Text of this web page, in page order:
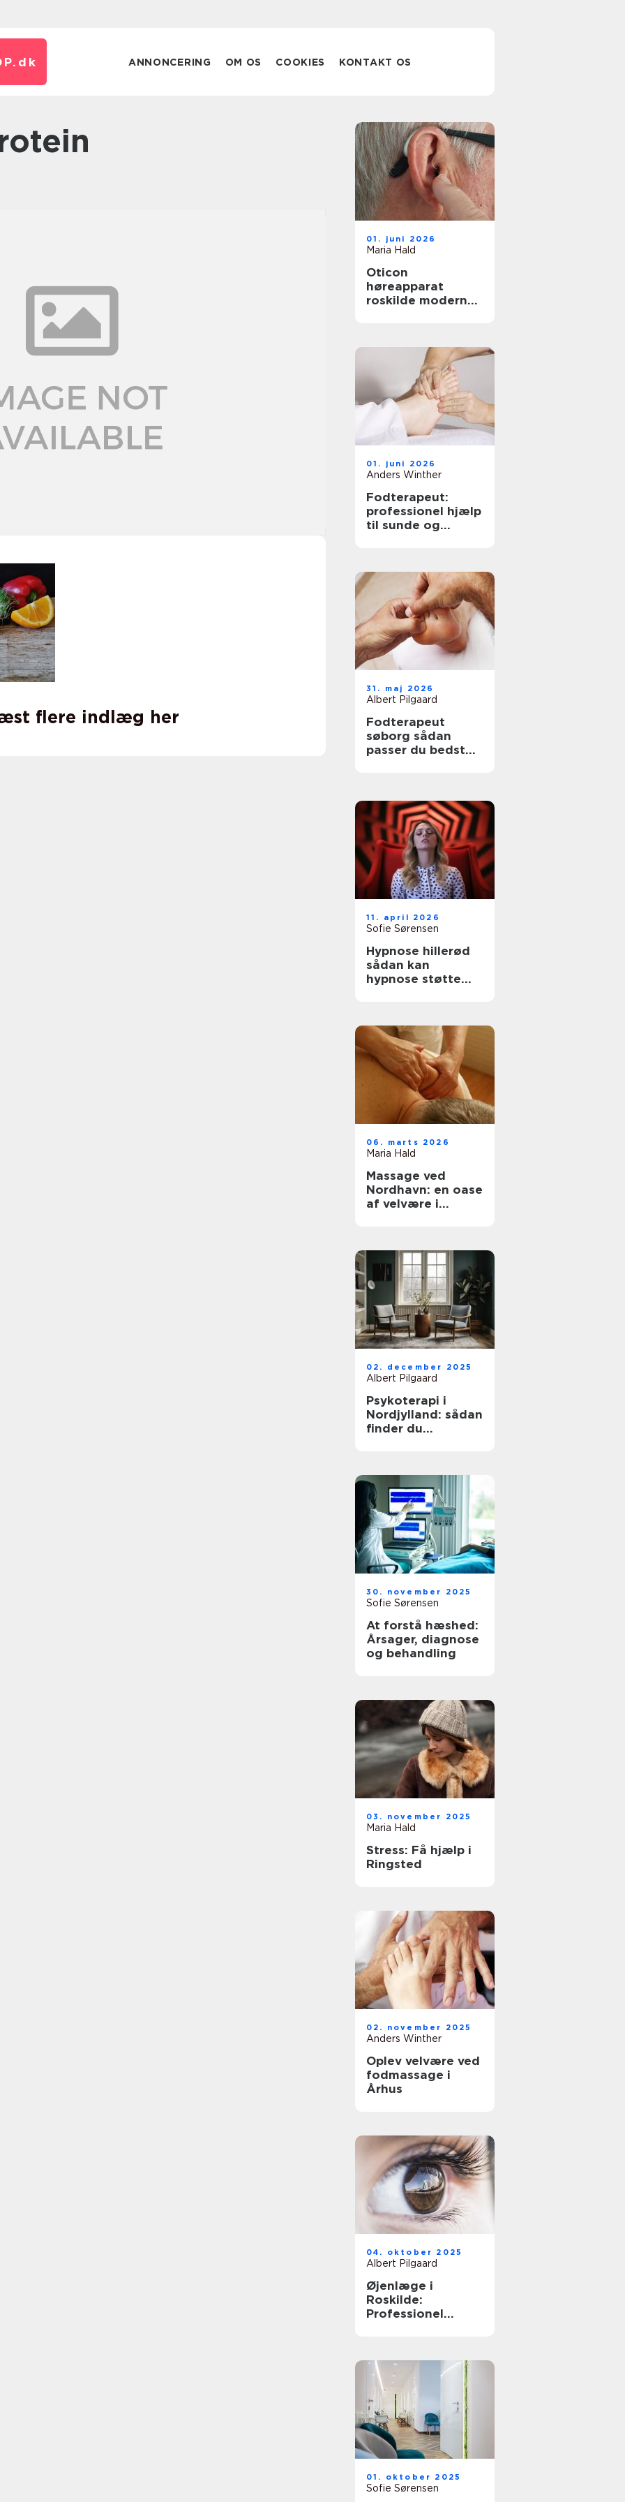
dk ANNONCERING OM OS COOKIES KONTAKT OS
flere indlæg her
01. juni 2026
Maria Hald
Oticon
høreapparat
roskilde moderne
01. juni 2026
Anders Winther
Fodterapeut:
professionel hjælp
til sunde og
31. maj 2026
Albert Pilgaard
Fodterapeut
søborg sådan
passer du bedst
11. april 2026
Sofie Sørensen
Hypnose hillerød
sådan kan
hypnose støtte
06. marts 2026
Maria Hald
Massage ved
Nordhavn: en oase
af velvære i
02. december 2025
Albert Pilgaard
Psykoterapi i
Nordjylland: sådan
finder du
30. november 2025
Sofie Sørensen
At forstå hæshed:
Årsager, diagnose
og behandling
03. november 2025
Maria Hald
Stress: Få hjælp i
Ringsted
02. november 2025
Anders Winther
Oplev velvære ved
fodmassage i
Århus
04. oktober 2025
Albert Pilgaard
Øjenlæge i
Roskilde:
Professionel
01. oktober 2025
Sofie Sørensen